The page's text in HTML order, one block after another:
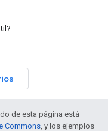
de esta página está
Commons, y los ejemplos